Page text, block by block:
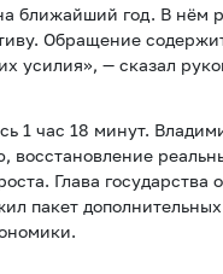
ближайший год. В нём
Обращение
усилия», — сказал
1 час 18 минут.
восстановление
Глава государства
пакет